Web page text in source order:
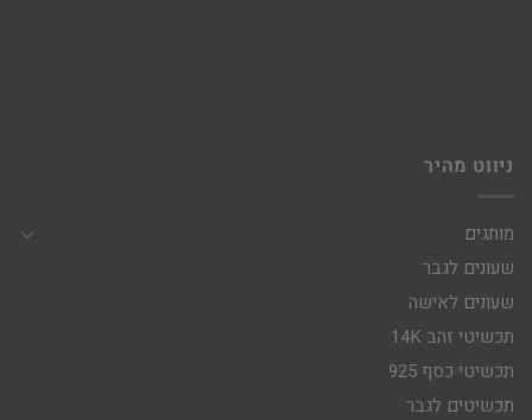
ניווט מהיר
מותגים
שעונים לגבר
שעונים לאישה
תכשיטי זהב 14K
תכשיטי כסף 925
תכשיטים לגבר